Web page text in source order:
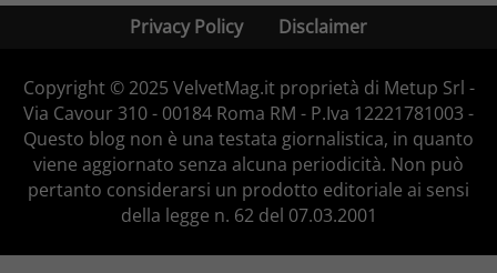
Privacy Policy Disclaimer
Copyright © 2025 VelvetMag.it proprietà di Metup Srl -
Via Cavour 310 - 00184 Roma RM - P.Iva 12221781003 -
Questo blog non è una testata giornalistica, in quanto
viene aggiornato senza alcuna periodicità. Non può
pertanto considerarsi un prodotto editoriale ai sensi
della legge n. 62 del 07.03.2001